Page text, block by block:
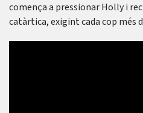
comença a pressionar Holly i
catàrtica, exigint cada cop més